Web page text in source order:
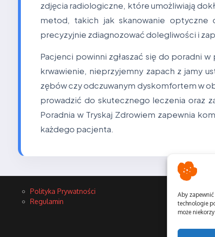
Aby
technologie
może
zdjęcia radiologiczne, które umożliwiają
metod, takich jak skanowanie optyczne
precyzyjnie zdiagnozować dolegliwości i
Pacjenci powinni zgłaszać się do poradni
krwawienie, nieprzyjemny zapach z jamy
zębów czy odczuwanym dyskomfortem w
prowadzić do skutecznego leczenia oraz
Poradnia w Tryskaj Zdrowiem zapewnia
każdego pacjenta.
Polityka Prywatności
Regulamin